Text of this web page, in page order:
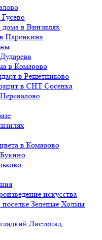
дома в Винзилях
Паренкина
в Комарово
в Решетниково
в СНТ Сосенка
в Комарово
искусства
поселке Зеленые Холмы
Листопад,